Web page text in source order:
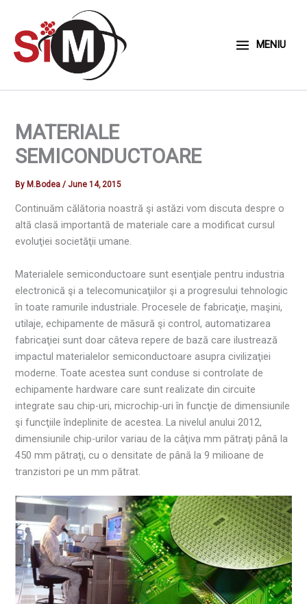
content
MENIU
MATERIALE
SEMICONDUCTOARE
By M.Bodea/ June 14, 2015
Continuăm călătoria noastră şi astăzi vom discuta despre o
altă clasă importantă de materiale care a modificat cursul
evoluţiei societăţii umane.
Materialele semiconductoare sunt esenţiale pentru industria
electronică şi a telecomunicaţiilor şi a progresului tehnologic
în toate ramurile industriale. Procesele de fabricaţie, maşini,
utilaje, echipamente de măsură şi control, automatizarea
fabricaţiei sunt doar câteva repere de bază care ilustrează
impactul materialelor semiconductoare asupra civilizaţiei
moderne. Toate acestea sunt conduse si controlate de
echipamente hardware care sunt realizate din circuite
integrate sau chip-uri, microchip-uri în funcţie de dimensiunile
şi funcţiile îndeplinite de acestea. La nivelul anului 2012,
dimensiunile chip-urilor variau de la câţiva mm pătraţi până la
450 mm pătraţi, cu o densitate de până la 9 milioane de
tranzistori pe un mm pătrat.